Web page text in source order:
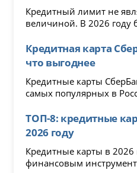
Кредитный лимит не
величиной. В 2026 году
Кредитная карта
что выгоднее
Кредитные карты
самых популярных в
ТОП-8: кредитные
2026 году
Кредитные карты в 2026
финансовым